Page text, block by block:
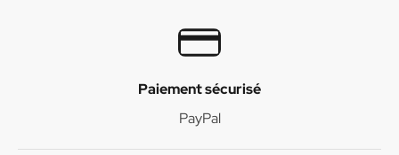
Paiement sécurisé
PayPal